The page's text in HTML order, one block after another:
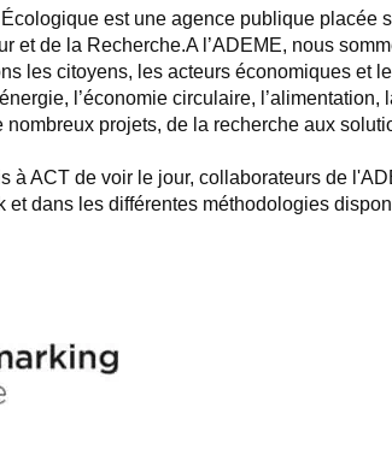
est une agence publique
et de la Recherche.A l’ADEME, nous
les citoyens, les acteurs économiques et
l’économie circulaire,
projets, de la recherche aux
à ACT de voir le jour, collaborateurs de
dans les différentes méthodologies